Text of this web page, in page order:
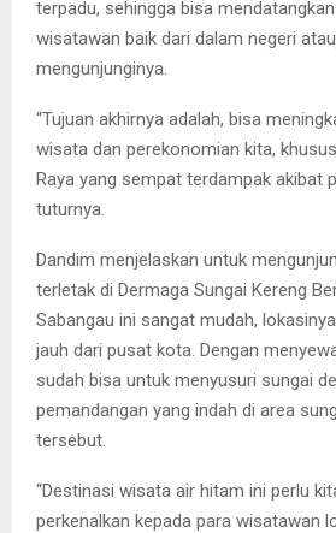
terpadu, sehingga bisa
wisatawan baik dari dalam negeri
mengunjunginya.
“Tujuan akhirnya adalah, bisa
wisata dan perekonomian kita,
Raya yang sempat terdampak akibat
tuturnya.
Dandim menjelaskan untuk
terletak di Dermaga Sungai Kereng
Sabangau ini sangat mudah,
jauh dari pusat kota. Dengan
sudah bisa untuk menyusuri sungai
pemandangan yang indah di area
tersebut.
“Destinasi wisata air hitam ini perlu
perkenalkan kepada para wisatawan